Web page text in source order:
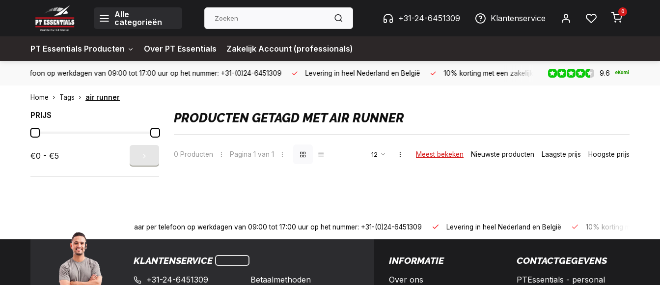
Alle
categorieën
+31-24-6451309 Klantenservice
0
PT Essentials Producten Over PT Essentials Zakelijk Account (professionals)
Levering in heel Nederland en België 10% korting met een zakelijk account B2B kopen op 30 dagen factuur met Biller! Bereikbaar per telefoon op werkdagen van 09:00 tot
9.6
Home Tags air runner
PRIJS
€0 - €5
PRODUCTEN GETAGD MET AIR RUNNER
0 Producten Pagina 1 van 1 Meest bekeken Nieuwste producten Laagste prijs Hoogste prijs
Levering in heel Nederland en België 10% korting met een zakelijk account B2B kopen op 30 dagen factuur met Biller! Bereikbaar per
KLANTENSERVICE
+31-24-6451309
Betaalmethoden
INFORMATIE
Over ons
CONTACTGEGEVENS
PTEssentials - personal